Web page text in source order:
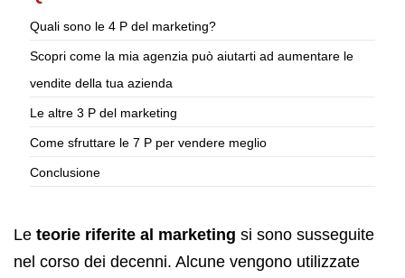
Quali sono le 4 P del marketing?
Scopri come la mia agenzia può aiutarti ad aumentare le
vendite della tua azienda
Le altre 3 P del marketing
Come sfruttare le 7 P per vendere meglio
Conclusione
Le teorie riferite al marketing si sono susseguite
nel corso dei decenni. Alcune vengono utilizzate